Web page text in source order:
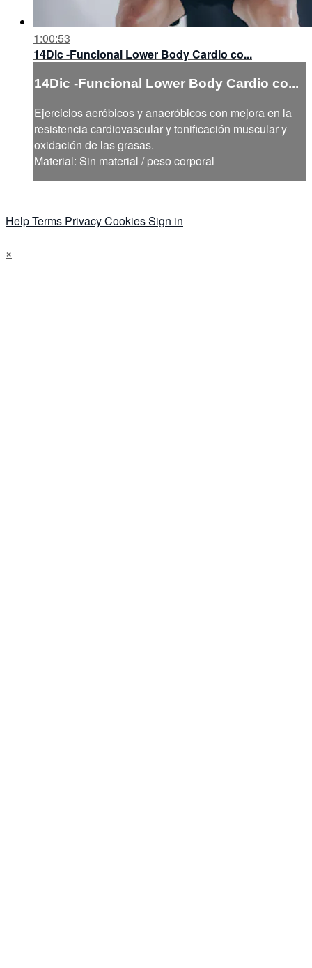
1:00:53
14Dic -Funcional Lower Body Cardio co...
14Dic -Funcional Lower Body Cardio co...
Ejercicios aeróbicos y anaeróbicos con mejora en la
resistencia cardiovascular y tonificación muscular y
oxidación de las grasas.
Material: Sin material / peso corporal
HelpTerms PrivacyCookiesSign in
×